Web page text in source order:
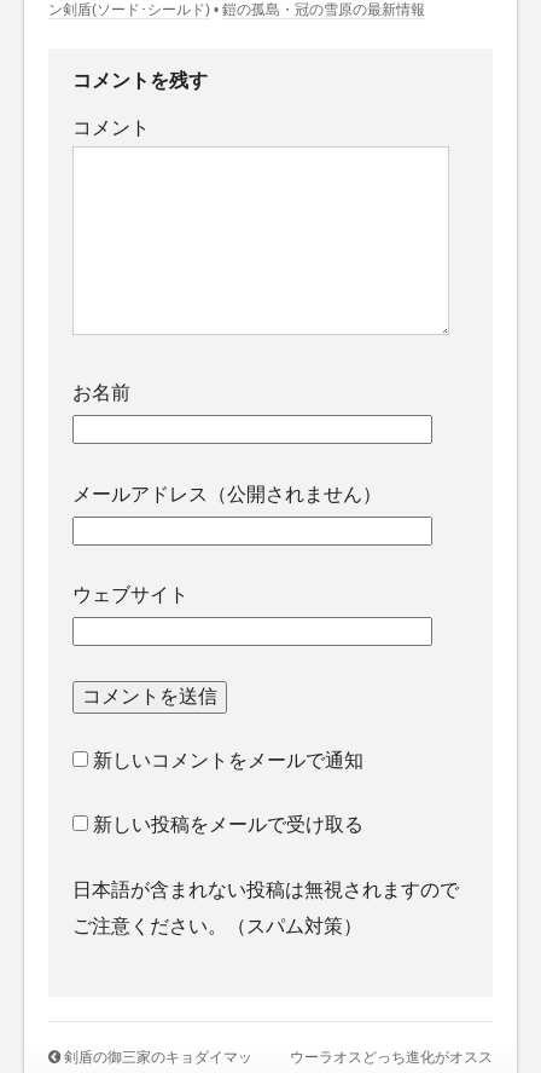
ン剣盾(ソード･シールド) • 鎧の孤島・冠の雪原の最新情報
コメントを残す
コメント
お名前
メールアドレス（公開されません）
ウェブサイト
新しいコメントをメールで通知
新しい投稿をメールで受け取る
日本語が含まれない投稿は無視されますので
ご注意ください。（スパム対策）
剣盾の御三家のキョダイマッ
ウーラオスどっち進化がオスス